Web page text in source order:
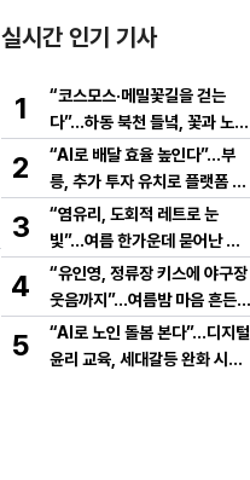
실시간 인기 기사
1
“코스모스·메밀꽃길을 걷는
다”…하동 북천 들녘, 꽃과 노래
로 물드는 가을의 하루
2
“AI로 배달 효율 높인다”…부
릉, 추가 투자 유치로 플랫폼 혁
신 가속
3
“염유리, 도회적 레트로 눈
빛”…여름 한가운데 묻어난 자
유의 감각→팬들 궁금증 증폭
4
“유인영, 정류장 키스에 야구장
웃음까지”…여름밤 마음 흔든
감동→다시 궁금한 변화
5
“AI로 노인 돌봄 본다”…디지털
윤리 교육, 세대갈등 완화 시험